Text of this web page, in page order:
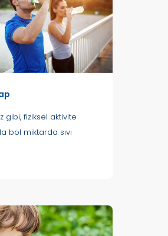
gibi, fiziksel aktivite
bol miktarda sıvı